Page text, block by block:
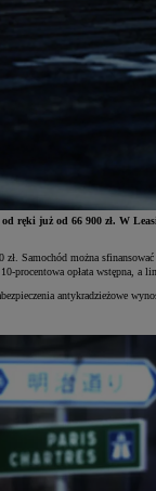
ręki już od 66 900 zł. W
Samochód można
procentowa opłata wstępna, a
antykradzieżowe